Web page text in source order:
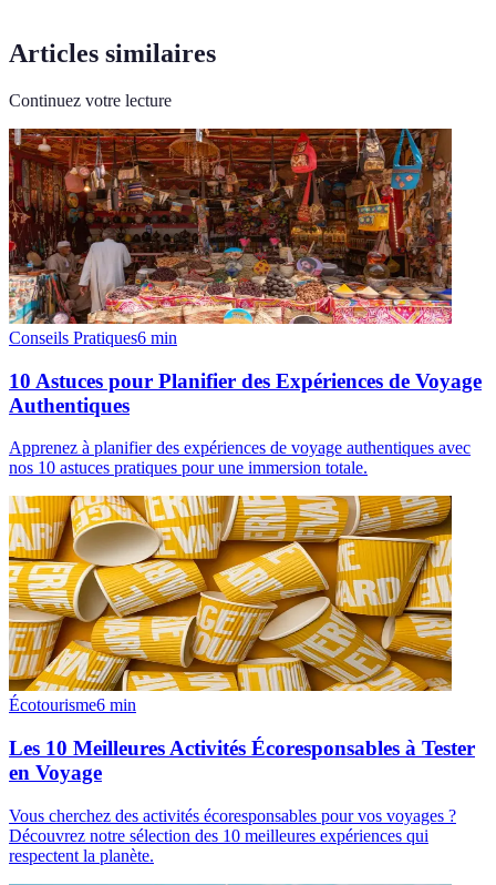
Articles similaires
Continuez votre lecture
Conseils Pratiques6 min
10 Astuces pour Planifier des Expériences de Voyage
Authentiques
Apprenez à planifier des expériences de voyage authentiques avec
nos 10 astuces pratiques pour une immersion totale.
Écotourisme6 min
Les 10 Meilleures Activités Écoresponsables à Tester
en Voyage
Vous cherchez des activités écoresponsables pour vos voyages ?
Découvrez notre sélection des 10 meilleures expériences qui
respectent la planète.